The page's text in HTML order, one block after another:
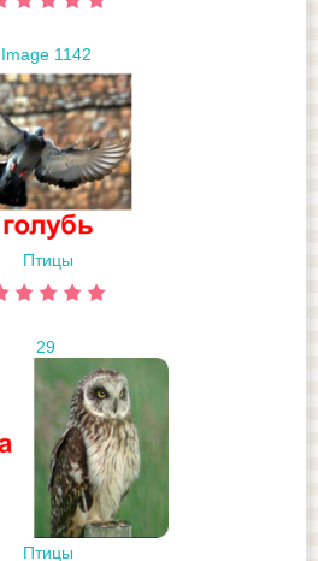
Image 1142
Птицы
29
Птицы